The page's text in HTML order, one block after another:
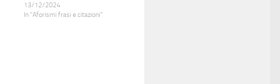
13/12/2024
In "Aforismi frasi e citazioni"